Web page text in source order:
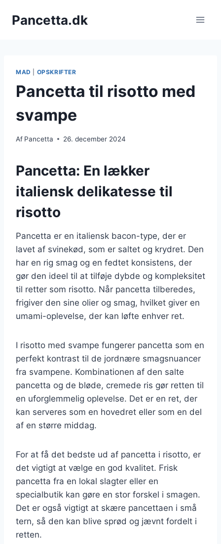
Pancetta.dk
MAD OPSKRIFTER
Pancetta til risotto med
svampe
Af Pancetta 26. december 2024
Pancetta: En lækker
italiensk delikatesse til
risotto
Pancetta er en italiensk bacon-type, der er
lavet af svinekød, som er saltet og krydret. Den
har en rig smag og en fedtet konsistens, der
gør den ideel til at tilføje dybde og kompleksitet
til retter som risotto. Når pancetta tilberedes,
frigiver den sine olier og smag, hvilket giver en
umami-oplevelse, der kan løfte enhver ret.
I risotto med svampe fungerer pancetta som en
perfekt kontrast til de jordnære smagsnuancer
fra svampene. Kombinationen af den salte
pancetta og de bløde, cremede ris gør retten til
en uforglemmelig oplevelse. Det er en ret, der
kan serveres som en hovedret eller som en del
af en større middag.
For at få det bedste ud af pancetta i risotto, er
det vigtigt at vælge en god kvalitet. Frisk
pancetta fra en lokal slagter eller en
specialbutik kan gøre en stor forskel i smagen.
Det er også vigtigt at skære pancettaen i små
tern, så den kan blive sprød og jævnt fordelt i
retten.